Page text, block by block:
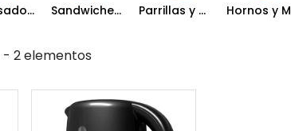
Procesadores y Extractores Sandwicheras y Wafleras Parrillas y Planchas
- 2 elementos